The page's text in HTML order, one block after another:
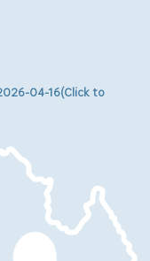
04-16(Click to